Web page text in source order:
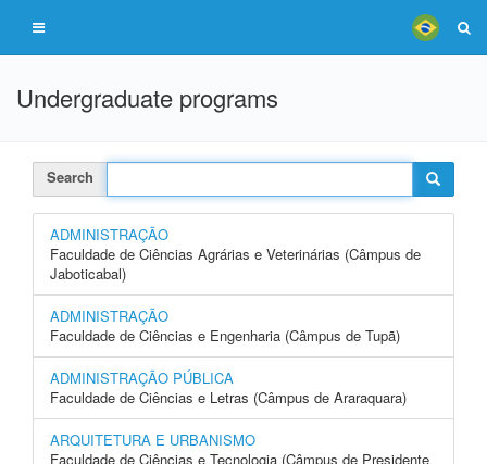
Undergraduate programs
Search
ADMINISTRAÇÃO
Faculdade de Ciências Agrárias e Veterinárias (Câmpus de
Jaboticabal)
ADMINISTRAÇÃO
Faculdade de Ciências e Engenharia (Câmpus de Tupã)
ADMINISTRAÇÃO PÚBLICA
Faculdade de Ciências e Letras (Câmpus de Araraquara)
ARQUITETURA E URBANISMO
Faculdade de Ciências e Tecnologia (Câmpus de Presidente